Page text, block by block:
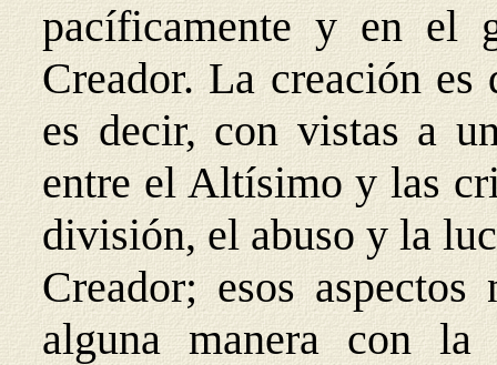
pacíficamente y en el
Creador. La creación
es decir, con vistas a
entre el Altísimo y las
división, el abuso y la
Creador; esos
alguna manera con la